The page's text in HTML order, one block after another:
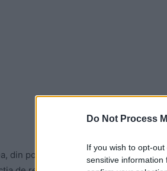
Do Not Process
If you wish to opt-
sensitive information
din poziția de președinte PSD, când